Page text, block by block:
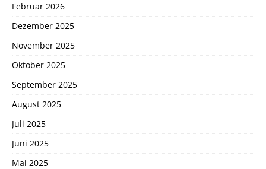
Februar 2026
Dezember 2025
November 2025
Oktober 2025
September 2025
August 2025
Juli 2025
Juni 2025
Mai 2025